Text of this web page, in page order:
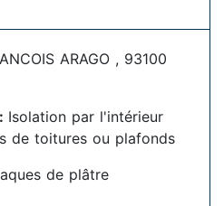
ARAGO , 93100
Isolation par l'intérieur
de toitures ou plafonds
de plâtre